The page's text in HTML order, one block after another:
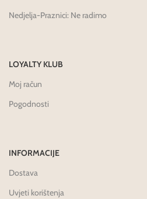
Nedjelja-Praznici: Ne radimo
LOYALTY KLUB
Moj račun
Pogodnosti
INFORMACIJE
Dostava
Uvjeti korištenja